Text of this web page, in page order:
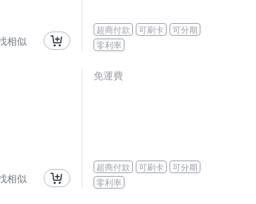
相似
超商付款 可刷卡
可分期
零利率
相似
免運費
超商付款 可刷卡
可分期
零利率